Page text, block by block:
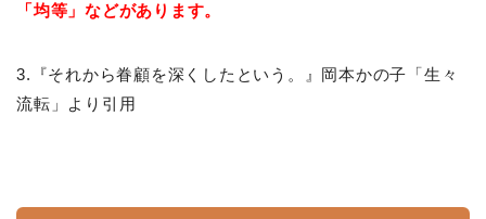
「均等」などがあります。
3.『それから眷顧を深くしたという。』岡本かの子「生々
流転」より引用